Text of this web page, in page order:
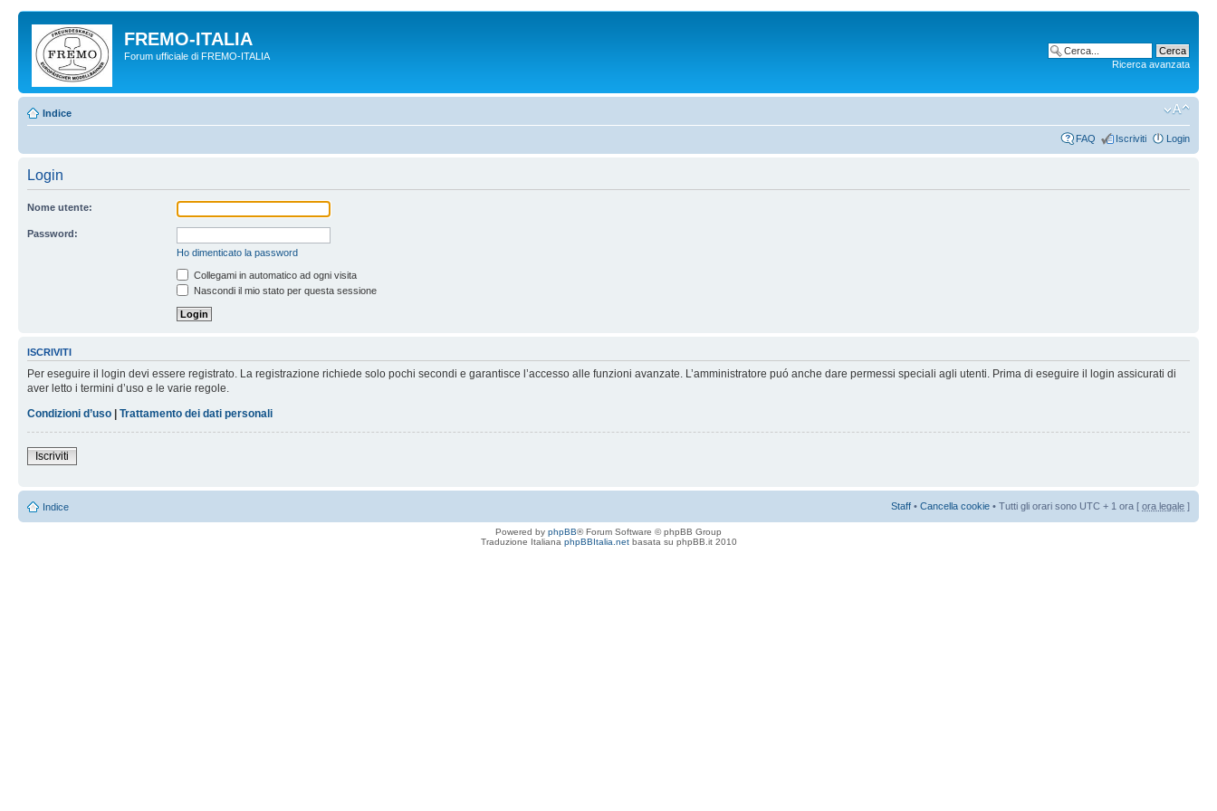
FREMO-ITALIA
Forum ufficiale di FREMO-ITALIA
Ricerca avanzata
Indice
FAQ Iscriviti Login
Login
Nome utente:
Password:
Ho dimenticato la password
Collegami in automatico ad ogni visita
Nascondi il mio stato per questa sessione
ISCRIVITI
Per eseguire il login devi essere registrato. La registrazione richiede solo pochi secondi e garantisce l’accesso alle funzioni avanzate. L’amministratore puó anche dare permessi speciali agli utenti. Prima di eseguire il login assicurati di
aver letto i termini d’uso e le varie regole.
Condizioni d’uso | Trattamento dei dati personali
Iscriviti
Indice Staff • Cancella cookie • Tutti gli orari sono UTC + 1 ora [ ora legale ]
Powered by phpBB® Forum Software © phpBB Group
Traduzione Italiana phpBBItalia.netbasata su phpBB.it 2010